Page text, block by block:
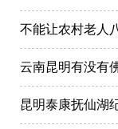
不能让农村老人
云南昆明有没有
昆明泰康抚仙湖